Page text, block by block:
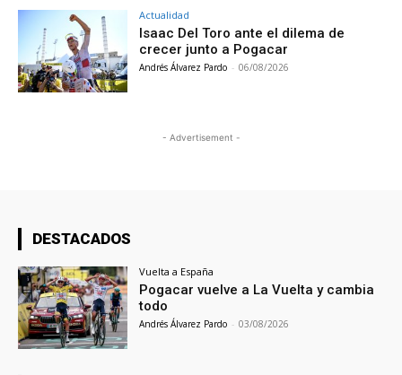
Actualidad
Isaac Del Toro ante el dilema de
crecer junto a Pogacar
Andrés Álvarez Pardo - 06/08/2026
- Advertisement -
DESTACADOS
Vuelta a España
Pogacar vuelve a La Vuelta y cambia
todo
Andrés Álvarez Pardo - 03/08/2026